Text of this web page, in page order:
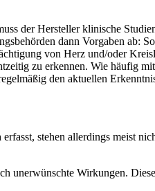
der Hersteller klinische
dann Vorgaben ab:
von Herz und/oder
zu erkennen. Wie häufig mit
den aktuellen
stehen allerdings meist
unerwünschte Wirkungen.